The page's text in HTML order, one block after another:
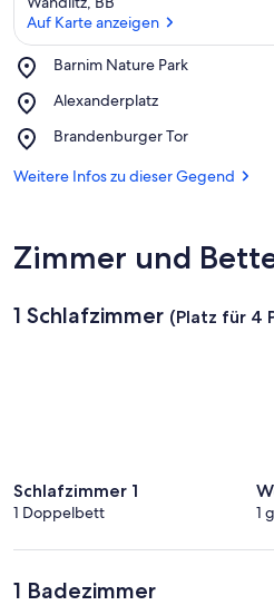
Auf Karte anzeigen
Barnim Nature Park
Place,
Nature
Alexanderplatz
Place,
Brandenburger Tor
Place,
Tor
Weitere Infos zu dieser Gegend
Zimmer und
1 Schlafzimmer (Platz für 4
Schlafzimmer 1
1 Doppelbett 1
1 Badezimmer